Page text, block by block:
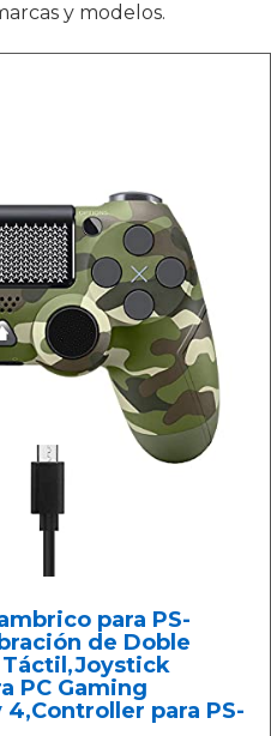
y modelos.
para PS-
de Doble
PC Gaming
para PS-